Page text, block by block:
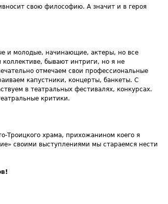
свою философию. А значит и в героя
и молодые, начинающие, актеры, но все
бывают интриги, но я не
отмечаем свои профессиональные
капустники, концерты, банкеты. С
в театральных фестивалях, конкурсах.
критики.
Троицкого храма, прихожанином коего я
своими выступлениями мы стараемся нести